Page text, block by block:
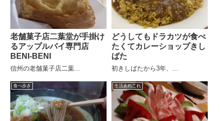
老舗菓子店二葉堂が手掛け
るアップルパイ専門店
BENI-BENI
信州の老舗菓子店二葉...
どうしてもドラカツが食べ
たくてカレーショップきし
ばた
初きしばたから3年、...
食べ歩き 生活あれこれ